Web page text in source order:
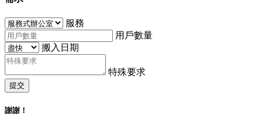
服務
用戶數量
搬入日期
特殊要求
提交
謝謝！